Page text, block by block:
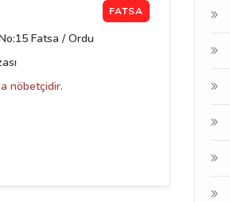
FATSA
Fatsa / Ordu
nöbetçidir.